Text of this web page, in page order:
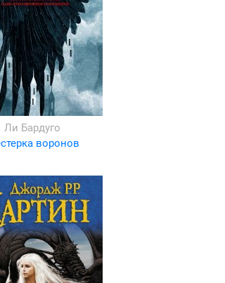
Ли Бардуго
воронов